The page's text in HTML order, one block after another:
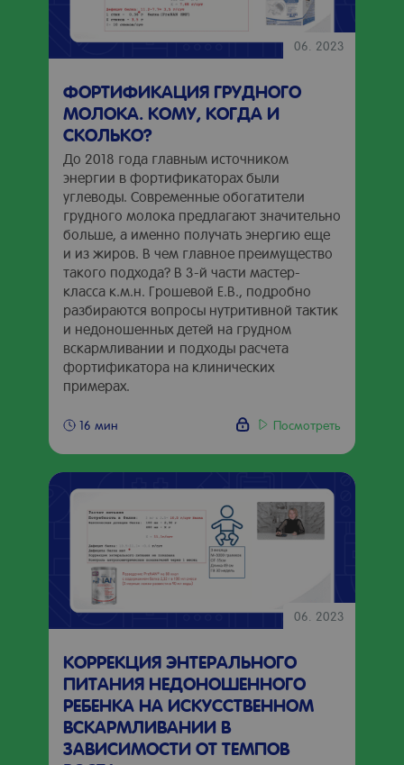
06. 2023
ФОРТИФИКАЦИЯ ГРУДНОГО
МОЛОКА. КОМУ, КОГДА И
СКОЛЬКО?
До 2018 года главным источником
энергии в фортификаторах были
углеводы. Современные обогатители
грудного молока предлагают значительно
больше, а именно получать энергию еще
и из жиров. В чем главное преимущество
такого подхода? В 3-й части мастер-
класса к.м.н. Грошевой Е.В., подробно
разбираются вопросы нутритивной тактик
и недоношенных детей на грудном
вскармливании и подходы расчета
фортификатора на клинических
примерах.
16 мин Посмотреть
06. 2023
КОРРЕКЦИЯ ЭНТЕРАЛЬНОГО
ПИТАНИЯ НЕДОНОШЕННОГО
РЕБЕНКА НА ИСКУССТВЕННОМ
ВСКАРМЛИВАНИИ В
ЗАВИСИМОСТИ ОТ ТЕМПОВ